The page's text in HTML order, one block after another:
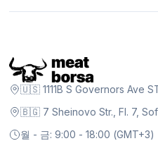
🇺🇸 1111B S Governors Ave
🇧🇬 7 Sheinovo Str., Fl. 7,
월 - 금: 9:00 - 18:00 (GMT+3)